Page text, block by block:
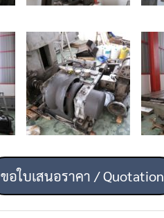
ขอใบเสนอราคา / Quotation